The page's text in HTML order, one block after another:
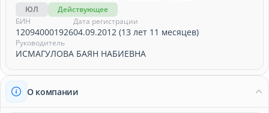
ЮЛ
Действующее
БИН
120940001926
Дата регистрации
04.09.2012 (13 лет 11 месяцев)
Руководитель
ИСМАГУЛОВА БАЯН НАБИЕВНА
О компании